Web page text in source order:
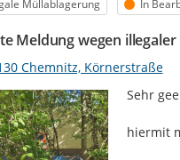
Müllablagerung Status
In
Meldung wegen
Chemnitz, Körnerstraße
Sehr
hiermit